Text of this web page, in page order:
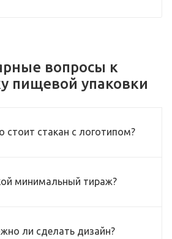
вопросы к
пищевой упаковки
стоит стакан с логотипом?
минимальный тираж?
ли сделать дизайн?